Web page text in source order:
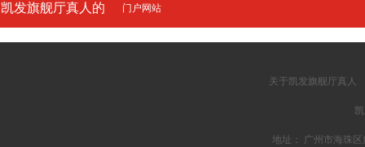
凯发旗舰厅真人的
友情链接
门户网站
关于凯发旗舰厅真人
地址： 广州市海珠